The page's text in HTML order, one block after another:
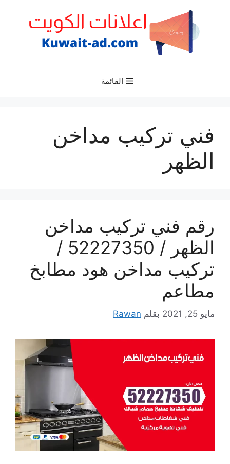
القائمة
فني تركيب مداخن
الظهر
رقم فني تركيب مداخن
الظهر / 52227350 /
تركيب مداخن هود مطابخ
مطاعم
مايو 25, 2021 بقلم Rawan